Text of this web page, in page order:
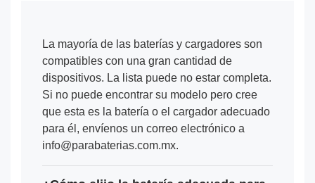
La mayoría de las baterías y cargadores son
compatibles con una gran cantidad de
dispositivos. La lista puede no estar completa.
Si no puede encontrar su modelo pero cree
que esta es la batería o el cargador adecuado
para él, envíenos un correo electrónico a
info@parabaterias.com.mx.